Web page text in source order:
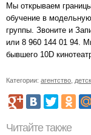
Мы открываем
обучение в
группы. Звоните и
или 8 960 144 01 94.
бывшего 10D
Категории: агентство
Читайте также